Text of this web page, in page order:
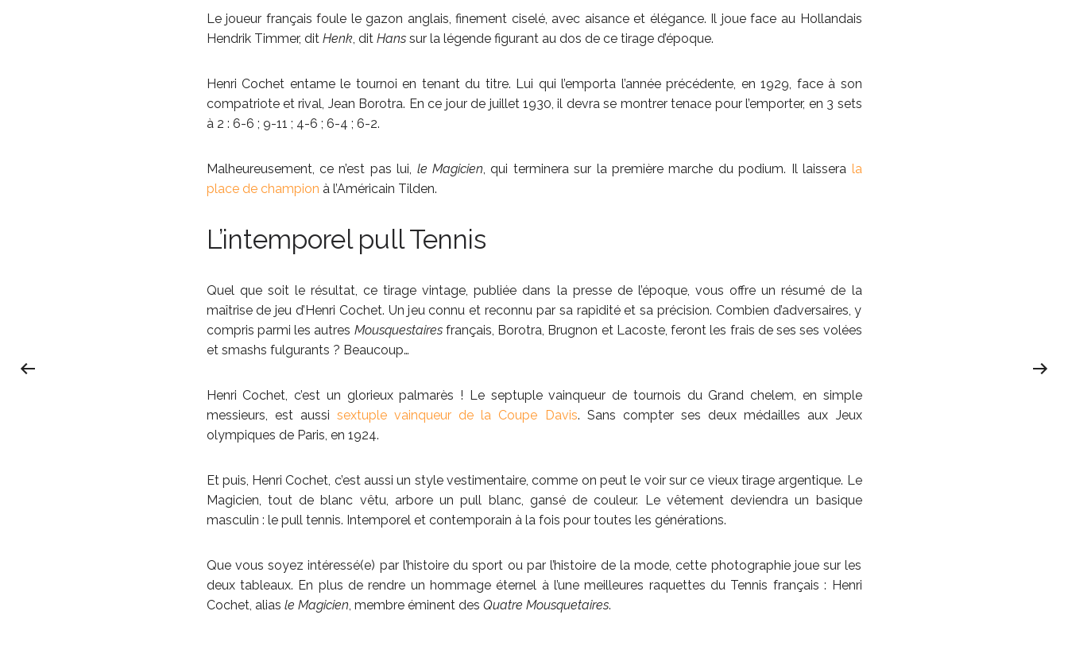
Le joueur français foule le gazon anglais, finement ciselé, avec aisance et élégance. Il joue face au Hollandais
Hendrik Timmer, dit Henk, dit Hanssur la légende figurant au dos de ce tirage d’époque.
Henri Cochet entame le tournoi en tenant du titre. Lui qui l’emporta l’année précédente, en 1929, face à son
compatriote et rival, Jean Borotra. En ce jour de juillet 1930, il devra se montrer tenace pour l’emporter, en 3 sets
à 2 : 6-6 ; 9-11 ; 4-6 ; 6-4 ; 6-2.
Malheureusement, ce n’est pas lui, le Magicien , qui terminera sur la première marche du podium. Il laissera la
place de champion à l’Américain Tilden.
L’intemporel pull Tennis
Quel que soit le résultat, ce tirage vintage, publiée dans la presse de l’époque, vous offre un résumé de la
maîtrise de jeu d’Henri Cochet. Un jeu connu et reconnu par sa rapidité et sa précision. Combien d’adversaires, y
compris parmi les autres Mousquestairesfrançais, Borotra, Brugnon et Lacoste, feront les frais de ses ses volées
et smashs fulgurants ? Beaucoup…
Henri Cochet, c’est un glorieux palmarès ! Le septuple vainqueur de tournois du Grand chelem, en simple
messieurs, est aussi sextuple vainqueur de la Coupe Davis. Sans compter ses deux médailles aux Jeux
olympiques de Paris, en 1924.
Et puis, Henri Cochet, c’est aussi un style vestimentaire, comme on peut le voir sur ce vieux tirage argentique. Le
Magicien, tout de blanc vêtu, arbore un pull blanc, gansé de couleur. Le vêtement deviendra un basique
masculin : le pull tennis. Intemporel et contemporain à la fois pour toutes les générations.
Que vous soyez intéressé(e) par l’histoire du sport ou par l’histoire de la mode, cette photographie joue sur les
deux tableaux. En plus de rendre un hommage éternel à l’une meilleures raquettes du Tennis français : Henri
Cochet, alias le Magicien , membre éminent des Quatre Mousquetaires.